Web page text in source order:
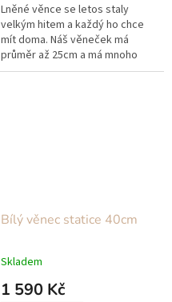
Lněné věnce se letos staly
velkým hitem a každý ho chce
mít doma. Náš věneček má
průměr až 25cm a má mnoho
využití, můžete ho zavěsit,
Bílý věnec statice 40cm
Skladem
1 590 Kč